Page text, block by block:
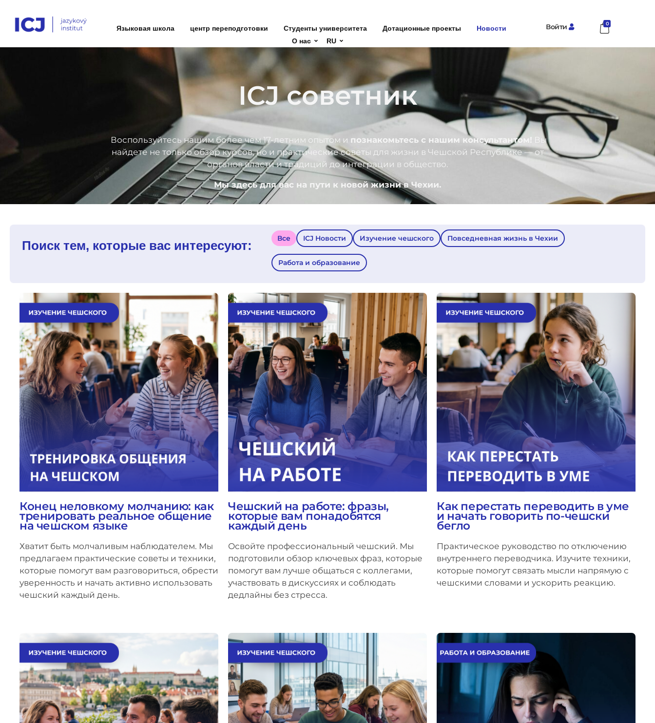
Языковая школа центр переподготовки Студенты университета Дотационные проекты
Новости
О нас
RU
Войти 0
ICJ советник
Воспользуйтесь нашим более чем 17-летним опытом и познакомьтесь с нашим консультантом! Вы
найдете не только обзор курсов, но и практические советы для жизни в Чешской Республике — от
органов власти и традиций до интеграции в общество.
Мы здесь для вас на пути к новой жизни в Чехии.
Поиск тем, которые вас интересуют: ICJ Новости Изучение чешского Повседневная жизнь в Чехии
Работа и образование
Все
Конец неловкому молчанию: как
тренировать реальное общение
на чешском языке
Хватит быть молчаливым наблюдателем. Мы
предлагаем практические советы и техники,
которые помогут вам разговориться, обрести
уверенность и начать активно использовать
чешский каждый день.
Чешский на работе: фразы,
которые вам понадобятся
каждый день
Освойте профессиональный чешский. Мы
подготовили обзор ключевых фраз, которые
помогут вам лучше общаться с коллегами,
участвовать в дискуссиях и соблюдать
дедлайны без стресса.
Как перестать переводить в уме
и начать говорить по-чешски
бегло
Практическое руководство по отключению
внутреннего переводчика. Изучите техники,
которые помогут связать мысли напрямую с
чешскими словами и ускорить реакцию.